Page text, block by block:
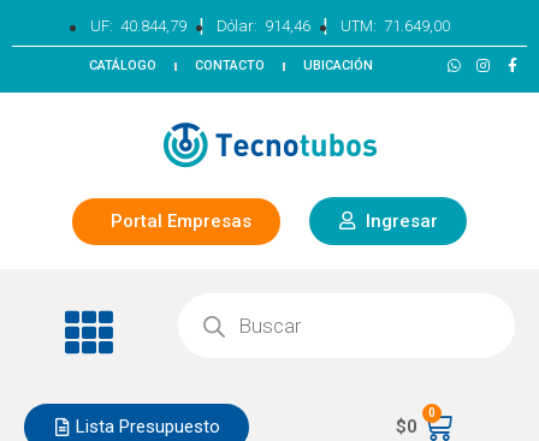
UF: 40.844,79 | Dólar: 914,46 | UTM: 71.649,00
CATÁLOGO CONTACTO UBICACIÓN
Portal Empresas Ingresar
Lista Presupuesto $0
0